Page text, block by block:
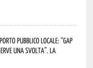
pubblico locale: “Gap
una svolta”. La